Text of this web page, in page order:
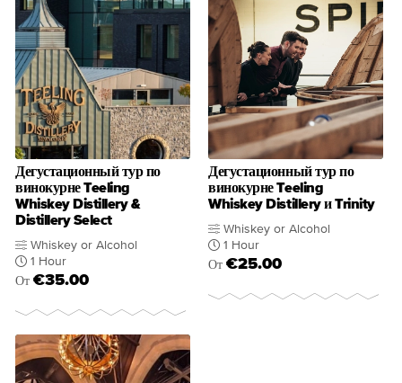
Дегустационный тур по
винокурне Teeling
Whiskey Distillery &
Distillery Select
Whiskey or Alcohol
1 Hour
От €35.00
Дегустационный тур по
винокурне Teeling
Whiskey Distillery и Trinity
Whiskey or Alcohol
1 Hour
От €25.00